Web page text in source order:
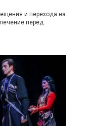
и перехода на
перед
0